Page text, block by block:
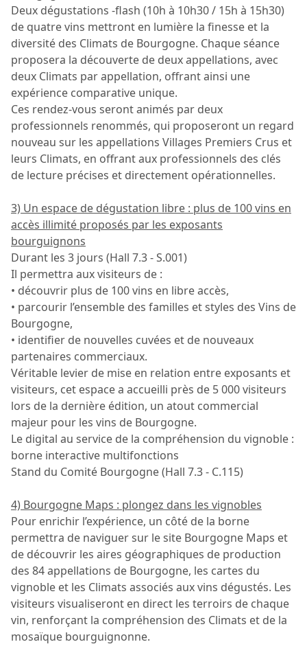
Deux dégustations -flash (10h à 10h30 / 15h à 15h30)
de quatre vins mettront en lumière la finesse et la
diversité des Climats de Bourgogne. Chaque séance
proposera la découverte de deux appellations, avec
deux Climats par appellation, offrant ainsi une
expérience comparative unique.
Ces rendez-vous seront animés par deux
professionnels renommés, qui proposeront un regard
nouveau sur les appellations Villages Premiers Crus et
leurs Climats, en offrant aux professionnels des clés
de lecture précises et directement opérationnelles.
3) Un espace de dégustation libre : plus de 100 vins en
accès illimité proposés par les exposants
bourguignons
Durant les 3 jours (Hall 7.3 - S.001)
Il permettra aux visiteurs de :
• découvrir plus de 100 vins en libre accès,
• parcourir l’ensemble des familles et styles des Vins de
Bourgogne,
• identifier de nouvelles cuvées et de nouveaux
partenaires commerciaux.
Véritable levier de mise en relation entre exposants et
visiteurs, cet espace a accueilli près de 5 000 visiteurs
lors de la dernière édition, un atout commercial
majeur pour les vins de Bourgogne.
Le digital au service de la compréhension du vignoble :
borne interactive multifonctions
Stand du Comité Bourgogne (Hall 7.3 - C.115)
4) Bourgogne Maps : plongez dans les vignobles
Pour enrichir l’expérience, un côté de la borne
permettra de naviguer sur le site Bourgogne Maps et
de découvrir les aires géographiques de production
des 84 appellations de Bourgogne, les cartes du
vignoble et les Climats associés aux vins dégustés. Les
visiteurs visualiseront en direct les terroirs de chaque
vin, renforçant la compréhension des Climats et de la
mosaïque bourguignonne.